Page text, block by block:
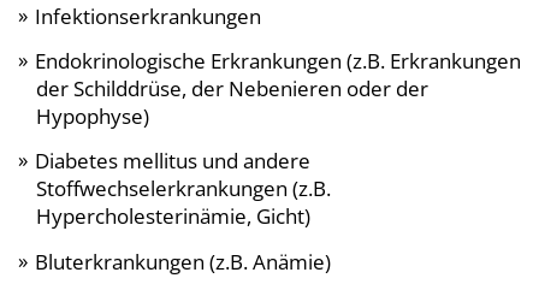
Infektionserkrankungen
Endokrinologische Erkrankungen (z.B. Erkrankungen
der Schilddrüse, der Nebenieren oder der
Hypophyse)
Diabetes mellitus und andere
Stoffwechselerkrankungen (z.B.
Hypercholesterinämie, Gicht)
Bluterkrankungen (z.B. Anämie)